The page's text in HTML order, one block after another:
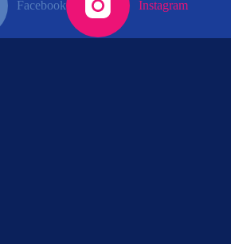
Facebook Instagram